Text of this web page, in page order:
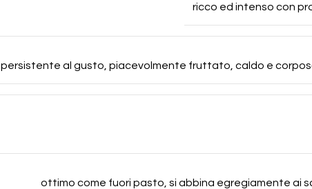
ricco ed intenso con
persistente al gusto, piacevolmente fruttato, caldo e
ottimo come fuori pasto, si abbina egregiamente ai